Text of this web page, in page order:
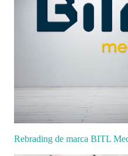
Rebrading de marca BITL